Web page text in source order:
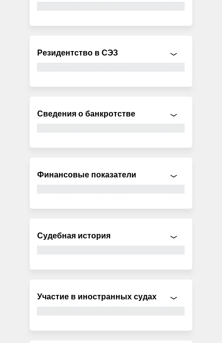
Резидентство в СЭЗ
Сведения о банкротстве
Финансовые показатели
Судебная история
Участие в иностранных судах